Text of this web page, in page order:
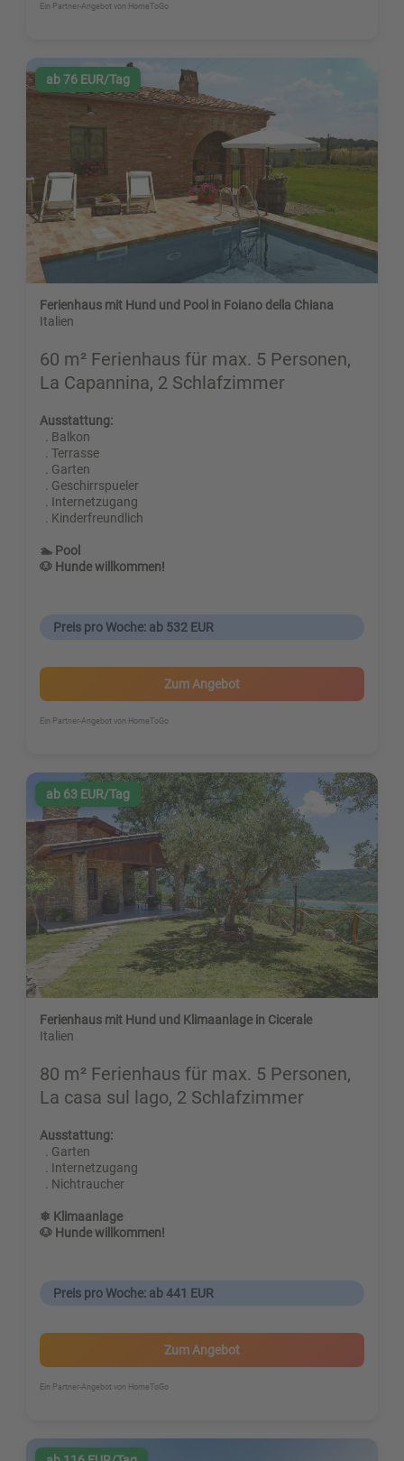
Ein Partner-Angebot von HomeToGo
ab 76 EUR/Tag
Ferienhaus mit Hund und Pool in Foiano della Chiana
Italien
60 m² Ferienhaus für max. 5 Personen,
La Capannina, 2 Schlafzimmer
Ausstattung:
. Balkon
. Terrasse
. Garten
. Geschirrspueler
. Internetzugang
. Kinderfreundlich
🏊 Pool
🐶 Hunde willkommen!
Preis pro Woche: ab 532 EUR
Zum Angebot
Ein Partner-Angebot von HomeToGo
ab 63 EUR/Tag
Ferienhaus mit Hund und Klimaanlage in Cicerale
Italien
80 m² Ferienhaus für max. 5 Personen,
La casa sul lago, 2 Schlafzimmer
Ausstattung:
. Garten
. Internetzugang
. Nichtraucher
❄ Klimaanlage
🐶 Hunde willkommen!
Preis pro Woche: ab 441 EUR
Zum Angebot
Ein Partner-Angebot von HomeToGo